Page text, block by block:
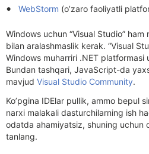
WebStorm (o’zaro faoliyatli
Windows uchun “Visual Studio” ham
bilan aralashmaslik kerak. “Visual
Windows muharriri .NET platformasi
Bundan tashqari, JavaScript-da
mavjud Visual Studio Community.
Ko’pgina IDElar pullik, ammo bepul
narxi malakali dasturchilarning ish
odatda ahamiyatsiz, shuning uchun
tanlang.